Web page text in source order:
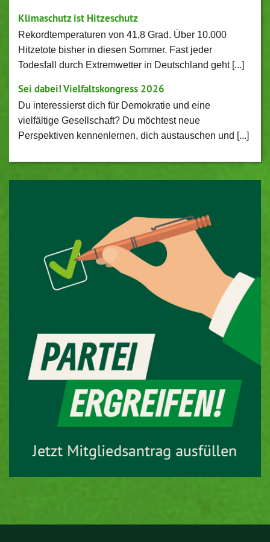
Klimaschutz ist Hitzeschutz
Rekordtemperaturen von 41,8 Grad. Über 10.000
Hitzetote bisher in diesen Sommer. Fast jeder
Todesfall durch Extremwetter in Deutschland geht [...]
Sei dabei! Vielfaltskongress 2026
Du interessierst dich für Demokratie und eine
vielfältige Gesellschaft? Du möchtest neue
Perspektiven kennenlernen, dich austauschen und [...]